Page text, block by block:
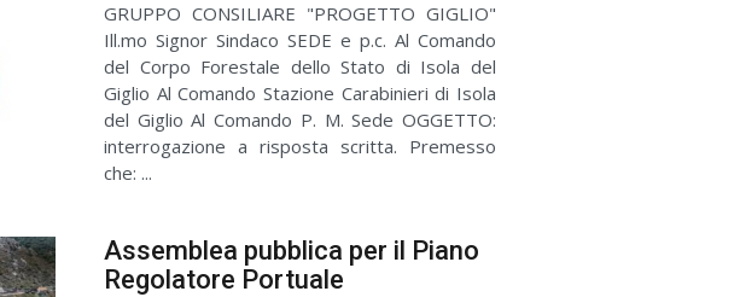
GRUPPO CONSILIARE "PROGETTO GIGLIO"
Ill.mo Signor Sindaco SEDE e p.c. Al Comando
del Corpo Forestale dello Stato di Isola del
Giglio Al Comando Stazione Carabinieri di Isola
del Giglio Al Comando P. M. Sede OGGETTO:
interrogazione a risposta scritta. Premesso
che: ...
Assemblea pubblica per il Piano
Regolatore Portuale